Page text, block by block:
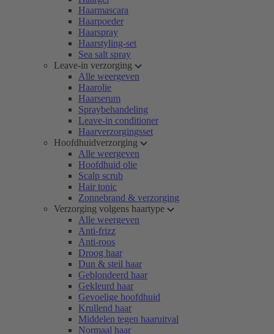
Haarmascara
Haarpoeder
Haarspray
Haarstyling-set
Sea salt spray
Leave-in verzorging
Alle weergeven
Haarolie
Haarserum
Spraybehandeling
Leave-in conditioner
Haarverzorgingsset
Hoofdhuidverzorging
Alle weergeven
Hoofdhuid olie
Scalp scrub
Hair tonic
Zonnebrand & verzorging
Verzorging volgens haartype
Alle weergeven
Anti-frizz
Anti-roos
Droog haar
Dun & steil haar
Geblondeerd haar
Gekleurd haar
Gevoelige hoofdhuid
Krullend haar
Middelen tegen haaruitval
Normaal haar